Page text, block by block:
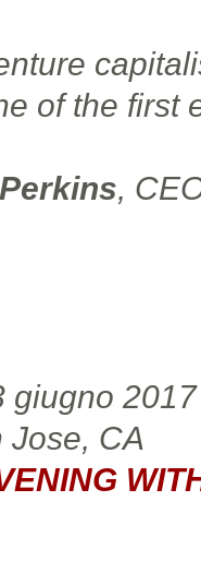
of the first
,
giugno
Jose, CA